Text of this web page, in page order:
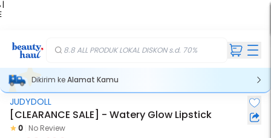
|
8.8 ALL PRODUK LOKAL DISKON s.d. 70%
Dikirim keAlamat Kamu
JUDYDOLL
[CLEARANCE SALE] - Watery Glow Lipstick
0 No Review